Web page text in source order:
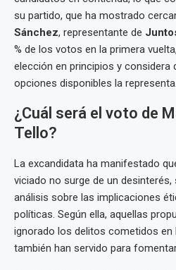
su partido, que ha mostrado
Sánchez, representante de
% de los votos en la primera
elección en principios y considera
opciones disponibles la representa.
¿Cuál será el voto de
Tello?
La excandidata ha manifestado
viciado no surge de un
análisis sobre las implicaciones
políticas. Según ella, aquellas
ignorado los delitos cometidos en
también han servido para